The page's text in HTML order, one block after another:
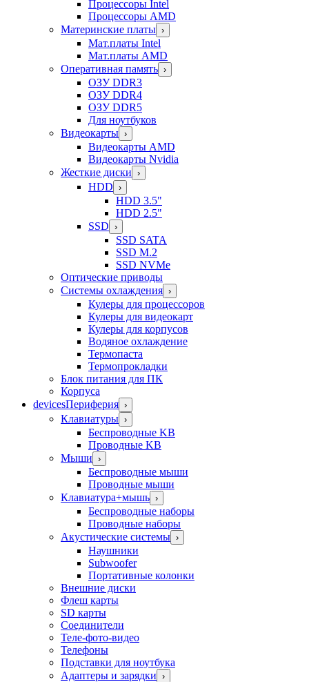
Процессоры Intel
Процессоры AMD
Материнские платы ›
Мат.платы Intel
Мат.платы AMD
Оперативная память ›
ОЗУ DDR3
ОЗУ DDR4
ОЗУ DDR5
Для ноутбуков
Видеокарты ›
Видеокарты AMD
Видеокарты Nvidia
Жесткие диски ›
HDD ›
HDD 3.5"
HDD 2.5"
SSD ›
SSD SATA
SSD M.2
SSD NVMe
Оптические приводы
Системы охлаждения ›
Кулеры для процессоров
Кулеры для видеокарт
Кулеры для корпусов
Водяное охлаждение
Термопаста
Термопрокладки
Блок питания для ПК
Корпуса
devicesПериферия ›
Клавиатуры ›
Беспроводные KB
Проводные KB
Мыши ›
Беспроводные мыши
Проводные мыши
Клавиатура+мышь ›
Беспроводные наборы
Проводные наборы
Акустические системы ›
Наушники
Subwoofer
Портативные колонки
Внешние диски
Флеш карты
SD карты
Соединители
Теле-фото-видео
Телефоны
Подставки для ноутбука
Адаптеры и зарядки ›